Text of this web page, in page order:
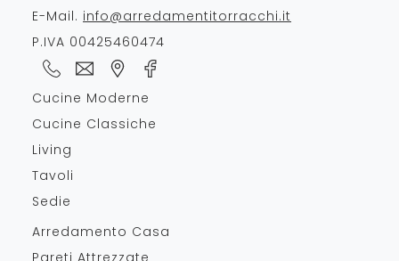
E-Mail. info@arredamentitorracchi.it
P.IVA 00425460474
Cucine Moderne
Cucine Classiche
Living
Tavoli
Sedie
Arredamento Casa